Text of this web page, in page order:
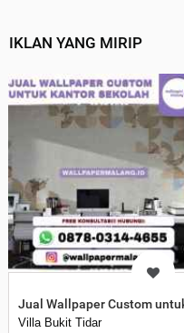
IKLAN YANG MIRIP
Jual Wallpaper Custom
Villa Bukit Tidar